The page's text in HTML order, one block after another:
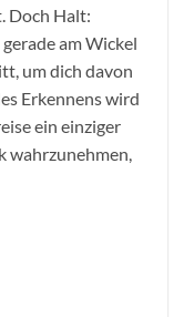
Doch Halt:
am Wickel
um dich davon
Erkennens wird
ein einziger
wahrzunehmen,